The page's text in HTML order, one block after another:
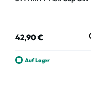
Regulärer Preis:
42,90 €
Auf Lager